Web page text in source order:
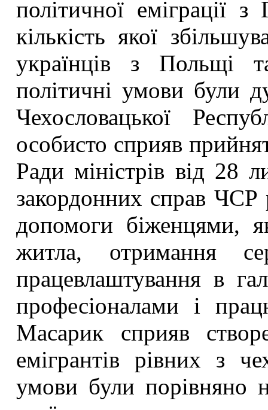
політичної еміграції
кількість якої
українців з Польщі
політичні умови були
Чехословацької
особисто сприяв
Ради міністрів від 28
закордонних справ ЧСР
допомоги біженцями,
житла, отримання
працевлаштування в
професіоналами і
Масарик сприяв
емігрантів рівних з
умови були порівняно